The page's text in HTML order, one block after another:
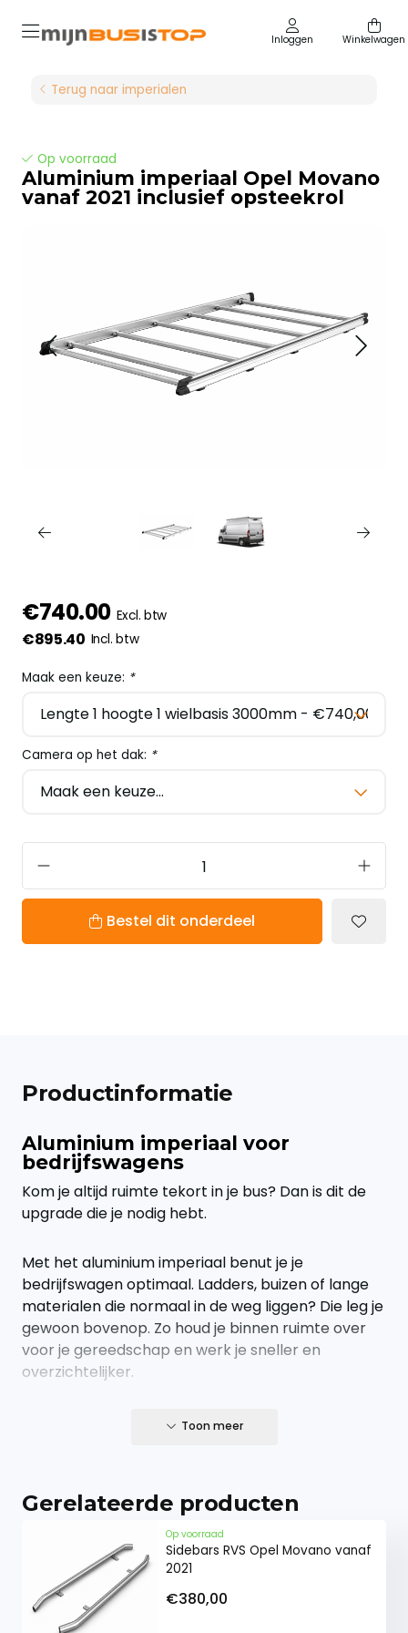
Inloggen Winkelwagen
Terug naar imperialen
Op voorraad
Aluminium imperiaal Opel Movano
vanaf 2021 inclusief opsteekrol
€740.00 Excl. btw
€895.40 Incl. btw
Maak een keuze: *
Camera op het dak: *
Bestel dit onderdeel
Productinformatie
Aluminium imperiaal voor
bedrijfswagens
Kom je altijd ruimte tekort in je bus? Dan is dit de
upgrade die je nodig hebt.
Met het aluminium imperiaal benut je je
bedrijfswagen optimaal. Ladders, buizen of lange
materialen die normaal in de weg liggen? Die leg je
gewoon bovenop. Zo houd je binnen ruimte over
voor je gereedschap en werk je sneller en
overzichtelijker.
Geen gedoe, gewoon een sterke oplossing die
Een imperiaal is een must
Perfect passend op jouw bus
Ontwikkeld voor specifieke modellen en
passend op de originele bevestigingspunten.
Geen geknutsel nodig.
Sterk spul, geen rommel
Toon meer
Gerelateerde producten
Op voorraad
Sidebars RVS Opel Movano vanaf
2021
€380,00